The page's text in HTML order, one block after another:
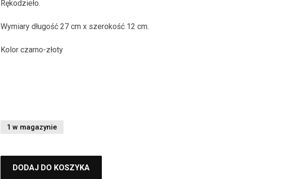
Rękodzieło.
Wymiary długość 27 cm x szerokość 12 cm.
Kolor czarno-złoty
1 w magazynie
DODAJ DO KOSZYKA